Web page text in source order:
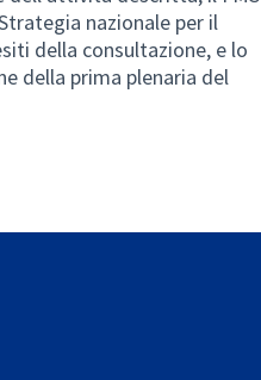
nazionale per il
della consultazione, e lo
della prima plenaria del